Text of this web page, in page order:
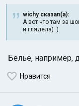
wichy сказал(а):
А вот что там за
и глядела) :)
Белье,
Нравится